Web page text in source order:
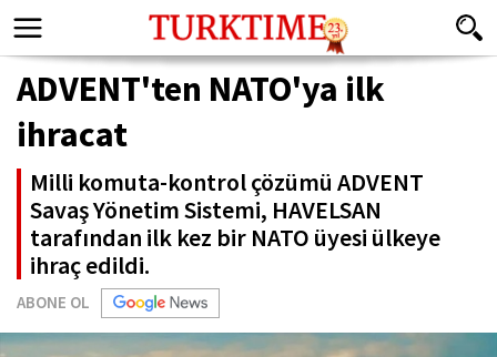
ADVENT'ten NATO'ya ilk
ihracat
Milli komuta-kontrol çözümü ADVENT
Savaş Yönetim Sistemi, HAVELSAN
tarafından ilk kez bir NATO üyesi ülkeye
ihraç edildi.
ABONE OL